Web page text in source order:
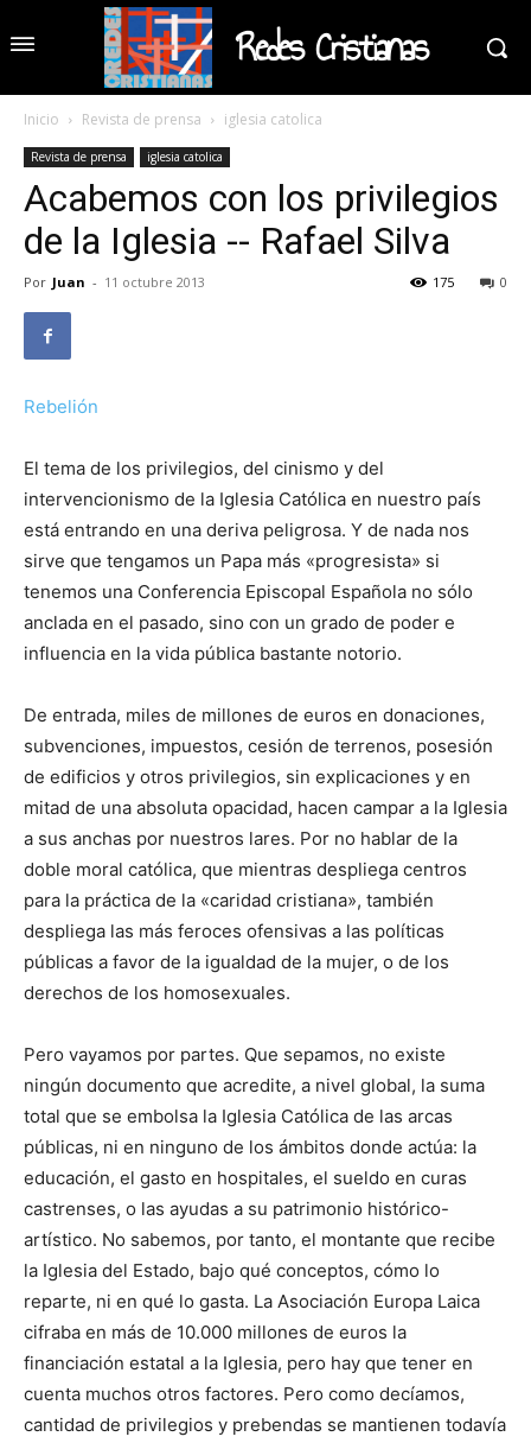
Redes Cristianas
Inicio Revista de prensa iglesia catolica
Revista de prensa iglesia catolica
Acabemos con los privilegios
de la Iglesia -- Rafael Silva
Por Juan - 11 octubre 2013 0
175
Rebelión
El tema de los privilegios, del cinismo y del
intervencionismo de la Iglesia Católica en nuestro país
está entrando en una deriva peligrosa. Y de nada nos
sirve que tengamos un Papa más «progresista» si
tenemos una Conferencia Episcopal Española no sólo
anclada en el pasado, sino con un grado de poder e
influencia en la vida pública bastante notorio.
De entrada, miles de millones de euros en donaciones,
subvenciones, impuestos, cesión de terrenos, posesión
de edificios y otros privilegios, sin explicaciones y en
mitad de una absoluta opacidad, hacen campar a la Iglesia
a sus anchas por nuestros lares. Por no hablar de la
doble moral católica, que mientras despliega centros
para la práctica de la «caridad cristiana», también
despliega las más feroces ofensivas a las políticas
públicas a favor de la igualdad de la mujer, o de los
derechos de los homosexuales.
Pero vayamos por partes. Que sepamos, no existe
ningún documento que acredite, a nivel global, la suma
total que se embolsa la Iglesia Católica de las arcas
públicas, ni en ninguno de los ámbitos donde actúa: la
educación, el gasto en hospitales, el sueldo en curas
castrenses, o las ayudas a su patrimonio histórico-
artístico. No sabemos, por tanto, el montante que recibe
la Iglesia del Estado, bajo qué conceptos, cómo lo
reparte, ni en qué lo gasta. La Asociación Europa Laica
cifraba en más de 10.000 millones de euros la
financiación estatal a la Iglesia, pero hay que tener en
cuenta muchos otros factores. Pero como decíamos,
cantidad de privilegios y prebendas se mantienen todavía